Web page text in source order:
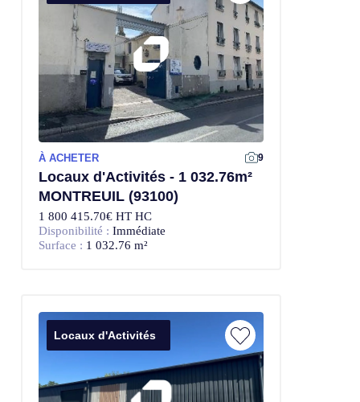
À ACHETER 9
Locaux d'Activités - 1 032.76m²
MONTREUIL (93100)
1 800 415.70€ HT HC
Disponibilité : Immédiate
Surface : 1 032.76 m²
Locaux d'Activités